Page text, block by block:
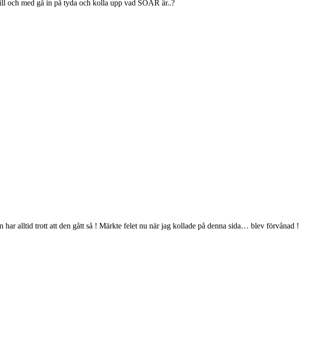
och med gå in på tyda och kolla upp vad SOAR är..?
alltid trott att den gått så ! Märkte felet nu när jag kollade på denna sida… blev förvånad !